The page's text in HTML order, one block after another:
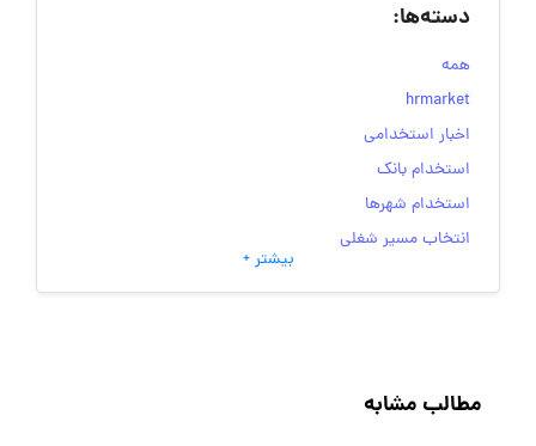
دسته‌ها:
همه
hrmarket
اخبار استخدامی
استخدام بانک
استخدام شهرها
انتخاب مسیر شغلی
به‌روزرسانی‌های سایت (کارجویی)
رزومه
بیشتر +
مطالب مشابه